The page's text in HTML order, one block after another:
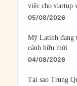
việc cho startup
05/08/2026
Mỹ Latinh đang
cánh hữu mới
04/08/2026
Tại sao Trung